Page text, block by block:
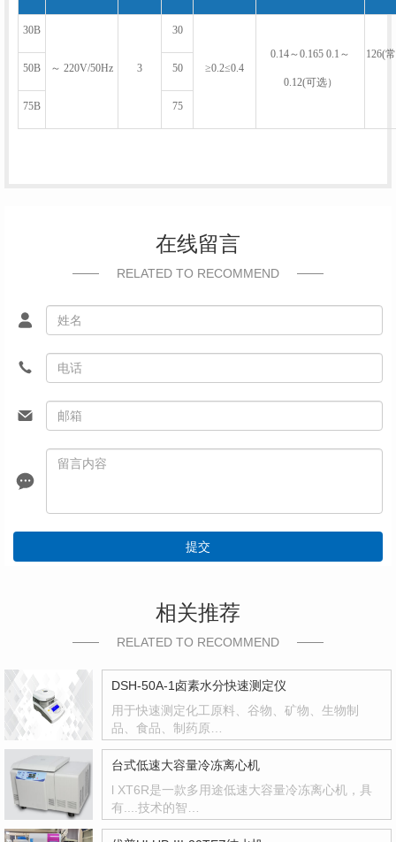
30B
～ 220V/50Hz 3
30
≥0.2≤0.4
0.14～0.165 0.1～
0.12(可选）
126(
50B
50
75B 75
在线留言
RELATED TO RECOMMEND
提交
相关推荐
RELATED TO RECOMMEND
DSH-50A-1卤素水分快速测定仪
用于快速测定化工原料、谷物、矿物、生物制
品、食品、制药原…
台式低速大容量冷冻离心机
l XT6R是一款多用途低速大容量冷冻离心机，具
有....技术的智…